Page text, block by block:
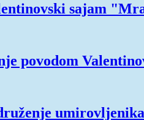
sajam
povodom